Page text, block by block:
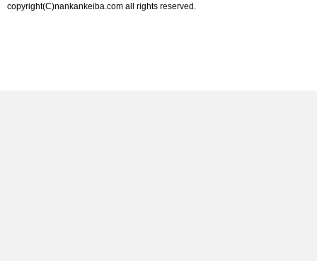
copyright(C)nankankeiba.com all rights reserved.